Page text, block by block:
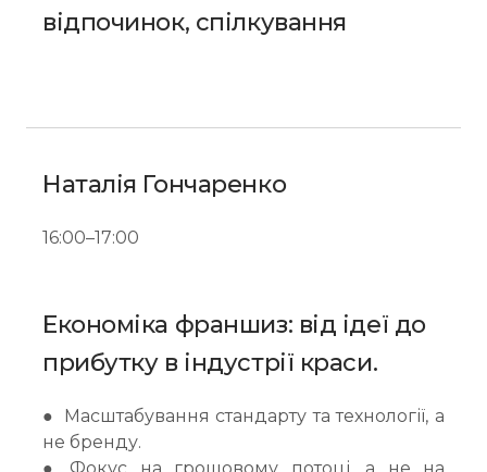
відпочинок, спілкування
Наталія Гончаренко
16:00–17:00
Економіка франшиз: від ідеї до
прибутку в індустрії краси.
● Масштабування стандарту та технології, а
не бренду.